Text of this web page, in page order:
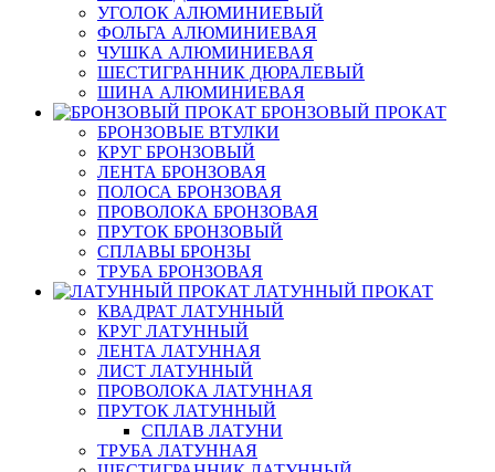
УГОЛОК АЛЮМИНИЕВЫЙ
ФОЛЬГА АЛЮМИНИЕВАЯ
ЧУШКА АЛЮМИНИЕВАЯ
ШЕСТИГРАННИК ДЮРАЛЕВЫЙ
ШИНА АЛЮМИНИЕВАЯ
БРОНЗОВЫЙ ПРОКАТ
БРОНЗОВЫЕ ВТУЛКИ
КРУГ БРОНЗОВЫЙ
ЛЕНТА БРОНЗОВАЯ
ПОЛОСА БРОНЗОВАЯ
ПРОВОЛОКА БРОНЗОВАЯ
ПРУТОК БРОНЗОВЫЙ
СПЛАВЫ БРОНЗЫ
ТРУБА БРОНЗОВАЯ
ЛАТУННЫЙ ПРОКАТ
КВАДРАТ ЛАТУННЫЙ
КРУГ ЛАТУННЫЙ
ЛЕНТА ЛАТУННАЯ
ЛИСТ ЛАТУННЫЙ
ПРОВОЛОКА ЛАТУННАЯ
ПРУТОК ЛАТУННЫЙ
СПЛАВ ЛАТУНИ
ТРУБА ЛАТУННАЯ